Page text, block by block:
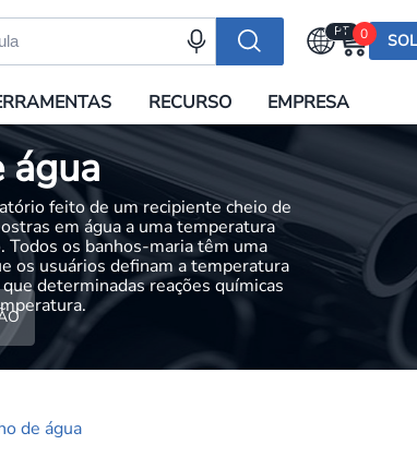
PT
English (US)
English (UK)
Española
Deutsch
Français
Italiano
Русский
0
RECURSO EMPRESA
água
feito de um recipiente cheio de
em água a uma temperatura
os banhos-maria têm uma
os usuários definam a temperatura
determinadas reações químicas
de água